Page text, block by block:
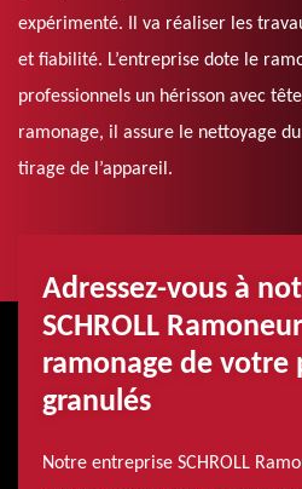
expérimenté. Il va réaliser les
et fiabilité. L’entreprise dote le
professionnels un hérisson avec
ramonage, il assure le nettoyage
tirage de l’appareil.
Adressez-vous à
SCHROLL
ramonage de votre
granulés
Notre entreprise SCHROLL